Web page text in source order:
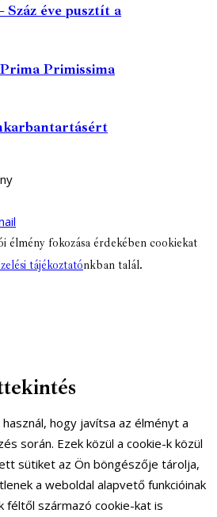
éve pusztít a
Primissima
élmény fokozása érdekében cookiekat
tájékoztatónkban talál.
hogy javítsa az élményt a
során. Ezek közül a cookie-k közül
sütiket az Ön böngészője tárolja,
a weboldal alapvető funkcióinak
féltől származó cookie-kat is